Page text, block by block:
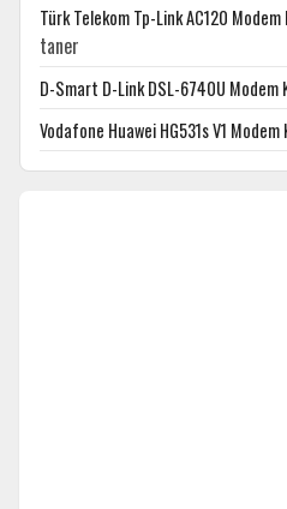
Türk Telekom Tp-Link AC120
taner
D-Smart D-Link DSL-6740U Modem
Vodafone Huawei HG531s V1 Modem